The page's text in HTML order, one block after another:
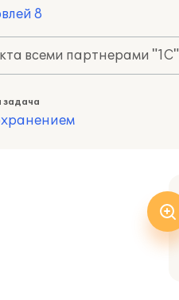
8
всеми партнерами "1С"
задача